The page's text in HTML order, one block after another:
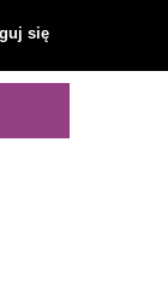
się